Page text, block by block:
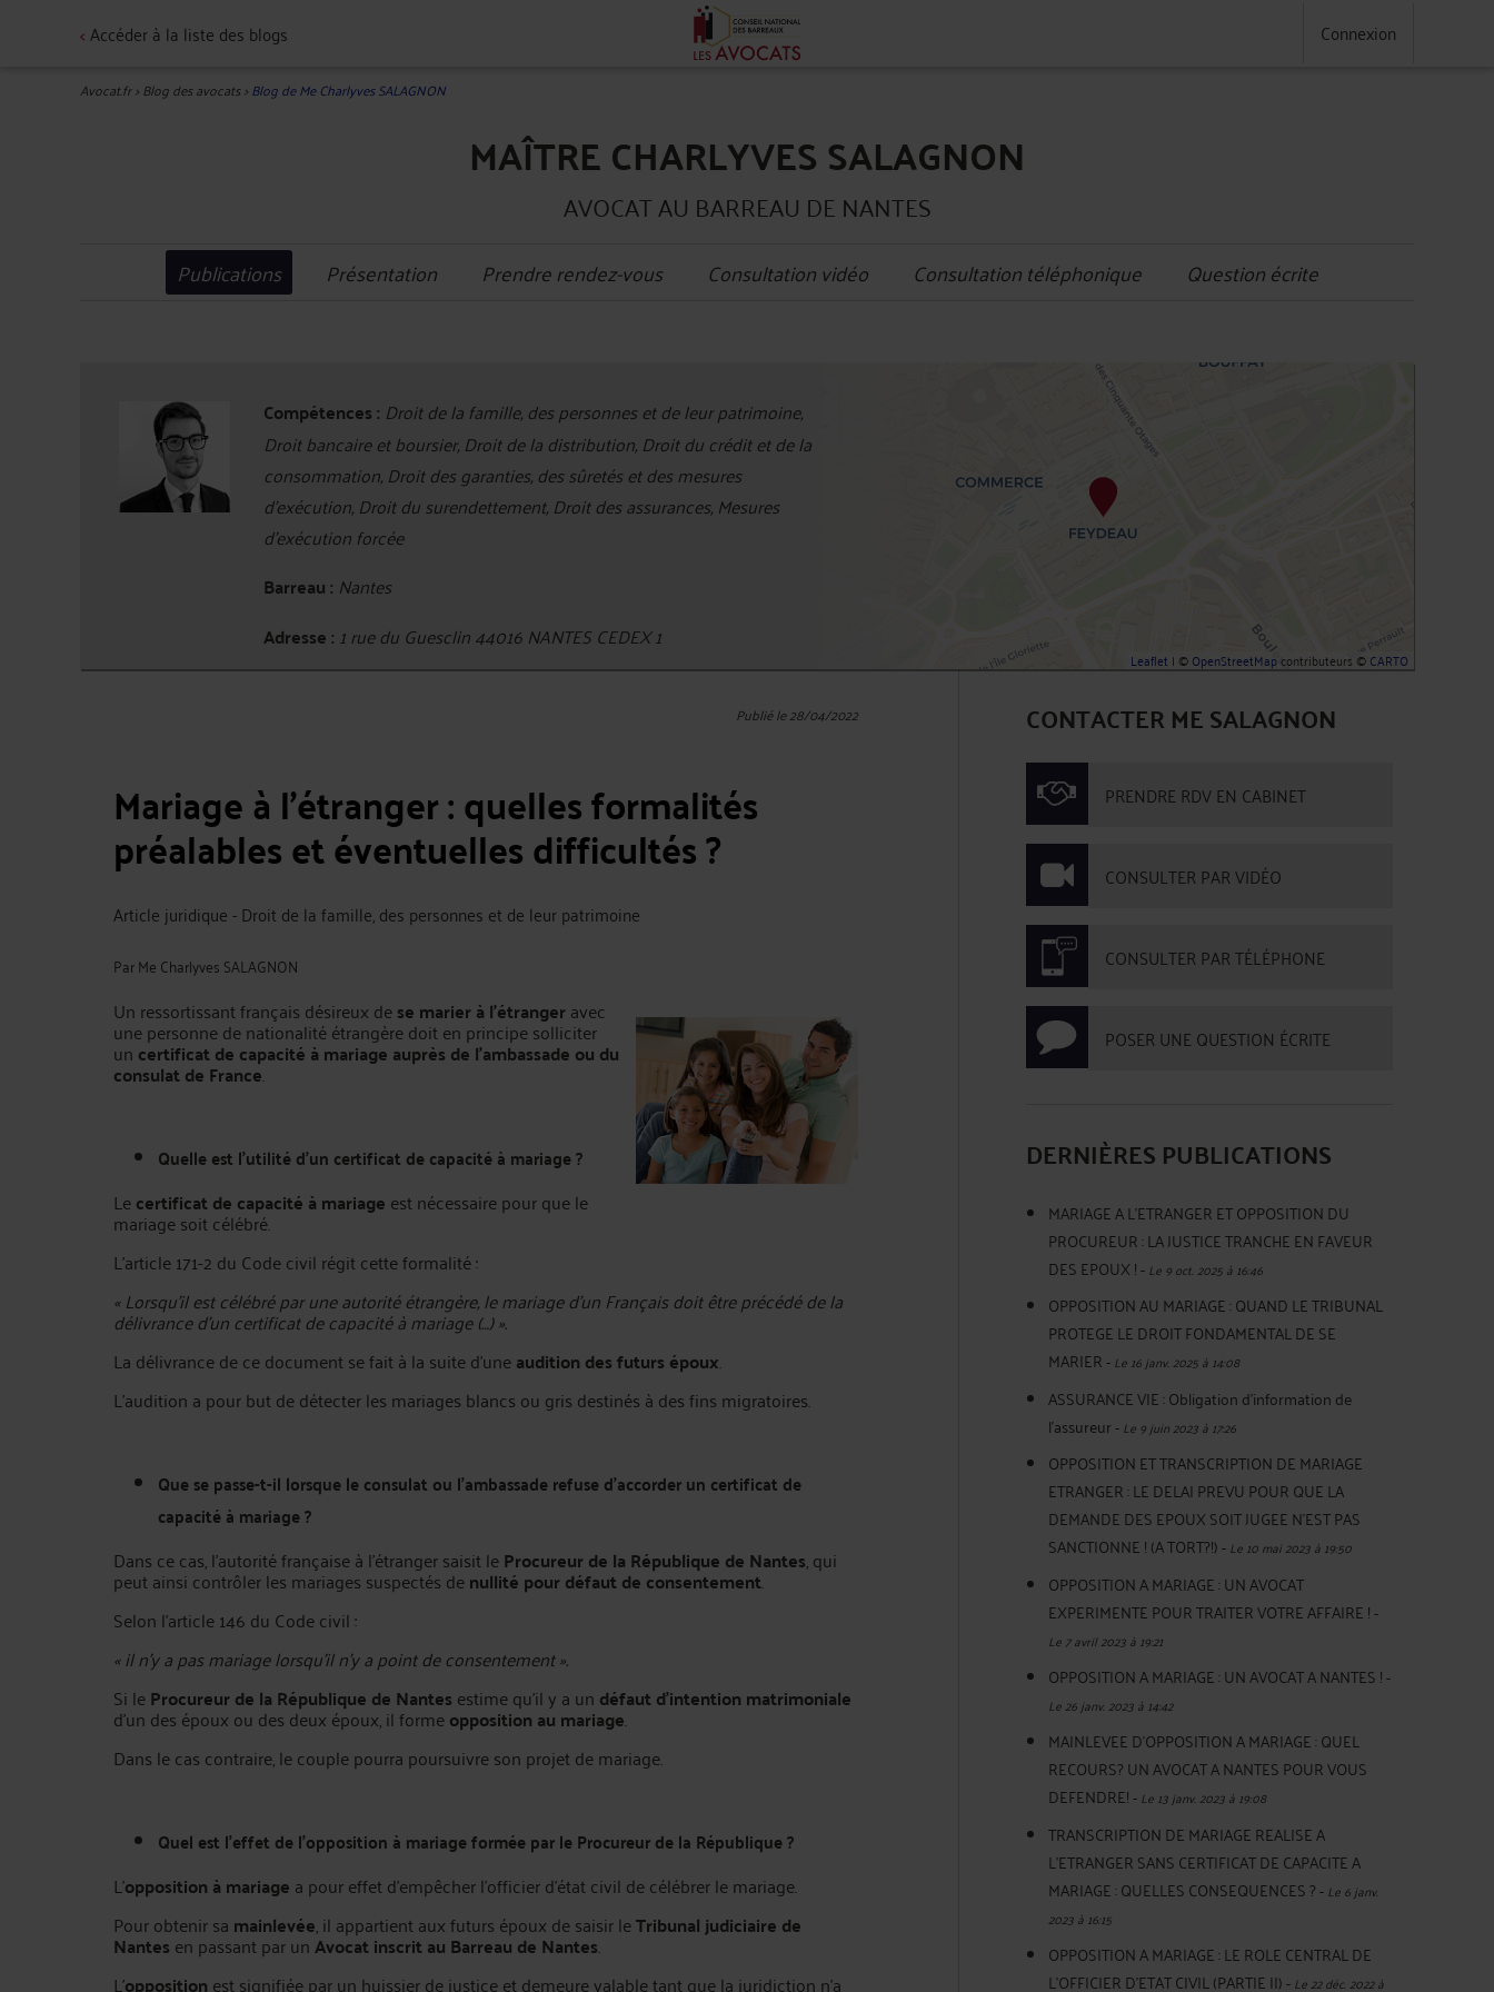
<Accéder à la liste des blogs Connexion
Avocat.fr>Blog des avocats>Blog de Me Charlyves SALAGNON
MAÎTRE CHARLYVES SALAGNON
AVOCAT AU BARREAU DE NANTES
Publications Présentation Prendre rendez-vous Consultation vidéo Consultation téléphonique Question écrite
Compétences : Droit de la famille, des personnes et de leur patrimoine,
Droit bancaire et boursier, Droit de la distribution, Droit du crédit et de la
consommation, Droit des garanties, des sûretés et des mesures
d'exécution, Droit du surendettement, Droit des assurances, Mesures
d'exécution forcée
Barreau : Nantes
Adresse : 1 rue du Guesclin 44016 NANTES CEDEX 1
Leaflet | ©OpenStreetMapcontributeurs ©CARTO
Publié le 28/04/2022
Mariage à l’étranger : quelles formalités
préalables et éventuelles difficultés ?
Article juridique - Droit de la famille, des personnes et de leur patrimoine
ParMe Charlyves SALAGNON
Un ressortissant français désireux dese marier à l’étrangeravec
une personne de nationalité étrangère doit en principe solliciter
un certificat de capacité à mariage auprès de l’ambassade ou du
consulat de France.
Quelle est l’utilité d’un certificat de capacité à mariage ?
Lecertificat de capacité à mariage est nécessaire pour que le
mariage soit célébré.
L’article 171-2 du Code civil régit cette formalité :
« Lorsqu'il est célébré par une autorité étrangère, le mariage d'un Français doit être précédé de la
délivrance d'un certificat de capacité à mariage (…) ».
La délivrance de ce document se fait à la suite d’uneaudition des futurs époux.
L’audition a pour but de détecter les mariages blancs ou gris destinés à des fins migratoires.
Que se passe-t-il lorsque le consulat ou l’ambassade refuse d’accorder un certificat de
capacité à mariage ?
Dans ce cas, l’autorité française à l’étranger saisit leProcureur de la République de Nantes, qui
peut ainsi contrôler les mariages suspectés denullité pour défaut de consentement.
Selon l’article 146 du Code civil :
« il n’y a pas mariage lorsqu’il n’y a point de consentement ».
Si leProcureur de la République de Nantes estime qu’il y a un défaut d’intention matrimoniale
d’un des époux ou des deux époux, il formeopposition au mariage.
Dans le cas contraire, le couple pourra poursuivre son projet de mariage.
Quel est l’effet de l’opposition à mariage formée par le Procureur de la République ?
L’opposition à mariage a pour effet d’empêcher l’officier d’état civil de célébrer le mariage.
Pour obtenir sa mainlevée, il appartient aux futurs époux de saisir leTribunal judiciaire de
Nantes en passant par unAvocat inscrit au Barreau de Nantes.
L’opposition est signifiée par un huissier de justice et demeure valable tant que la juridiction n’a
CONTACTER ME SALAGNON
PRENDRE RDV EN CABINET
CONSULTER PAR VIDÉO
CONSULTER PAR TÉLÉPHONE
POSER UNE QUESTION ÉCRITE
DERNIÈRES PUBLICATIONS
MARIAGE A L’ETRANGER ET OPPOSITION DU
PROCUREUR : LA JUSTICE TRANCHE EN FAVEUR
DES EPOUX !-Le 9 oct. 2025 à 16:46
OPPOSITION AU MARIAGE : QUAND LE TRIBUNAL
PROTEGE LE DROIT FONDAMENTAL DE SE
MARIER-Le 16 janv. 2025 à 14:08
ASSURANCE VIE : Obligation d'information de
l'assureur-Le 9 juin 2023 à 17:26
OPPOSITION ET TRANSCRIPTION DE MARIAGE
ETRANGER : LE DELAI PREVU POUR QUE LA
DEMANDE DES EPOUX SOIT JUGEE N’EST PAS
SANCTIONNE ! (A TORT?!)-Le 10 mai 2023 à 19:50
OPPOSITION A MARIAGE : UN AVOCAT
EXPERIMENTE POUR TRAITER VOTRE AFFAIRE !-
Le 7 avril 2023 à 19:21
OPPOSITION A MARIAGE : UN AVOCAT A NANTES !-
Le 26 janv. 2023 à 14:42
MAINLEVEE D'OPPOSITION A MARIAGE : QUEL
RECOURS? UN AVOCAT A NANTES POUR VOUS
DEFENDRE!-Le 13 janv. 2023 à 19:08
TRANSCRIPTION DE MARIAGE REALISE A
L'ETRANGER SANS CERTIFICAT DE CAPACITE A
MARIAGE : QUELLES CONSEQUENCES ?-Le 6 janv.
2023 à 16:15
OPPOSITION A MARIAGE : LE ROLE CENTRAL DE
L'OFFICIER D'ETAT CIVIL (PARTIE II)-Le 22 déc. 2022 à